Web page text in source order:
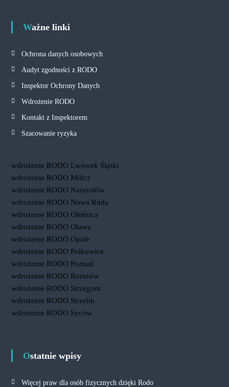
Ważne linki
Ochrona danych osobowych
Audyt zgodności z RODO
Inspektor Ochrony Danych
Wdrożenie RODO
Kontakt z Inspektorem
Szacowanie ryzyka
wdrożenie RODO Lwówek Śląski
wdrożenie RODO Milicz
wdrożenie RODO Namysłów
wdrożenie RODO Nowa Ruda
wdrożenie RODO Oleśnica
wdrożenie RODO Oława
wdrożenie RODO Opole
wdrożenie RODO Polkowice
wdrożenie RODO Poznań
wdrożenie RODO Rzeszów
wdrożenie RODO Strzegom
wdrożenie RODO Strzelin
wdrożenie RODO Syców
Ostatnie wpisy
Więcej praw dla osób fizycznych dzięki Rodo